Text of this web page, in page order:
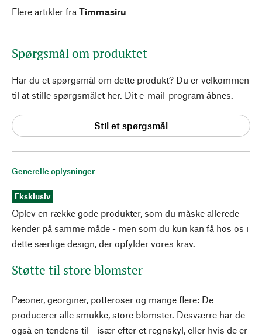
Generelle oplysninger
Eksklusiv
Oplev en række gode produkter, som du måske allerede
kender på samme måde - men som du kun kan få hos os i
dette særlige design, der opfylder vores krav.
Støtte til store blomster
Pæoner, georginer, potteroser og mange flere: De
producerer alle smukke, store blomster. Desværre har de
også en tendens til - især efter et regnskyl, eller hvis de er
Flere artikler fra Timmasiru
Spørgsmål om produktet
Har du et spørgsmål om dette produkt? Du er velkommen
til at stille spørgsmålet her. Dit e-mail-program åbnes.
Stil et spørgsmål